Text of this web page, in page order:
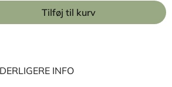
Tilføj til kurv
INFO